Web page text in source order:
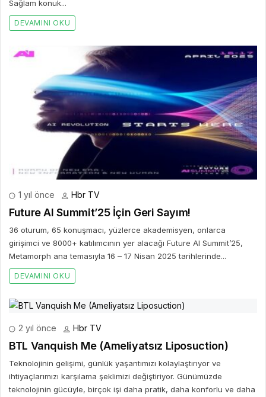
Sağlam konuk...
DEVAMINI OKU
1 yıl önce Hbr TV
Future AI Summit’25 İçin Geri Sayım!
36 oturum, 65 konuşmacı, yüzlerce akademisyen, onlarca
girişimci ve 8000+ katılımcının yer alacağı Future AI Summit’25,
Metamorph ana temasıyla 16 – 17 Nisan 2025 tarihlerinde...
DEVAMINI OKU
2 yıl önce Hbr TV
BTL Vanquish Me (Ameliyatsız Liposuction)
Teknolojinin gelişimi, günlük yaşantımızı kolaylaştırıyor ve
ihtiyaçlarımızı karşılama şeklimizi değiştiriyor. Günümüzde
teknolojinin gücüyle, birçok işi daha pratik, daha konforlu ve daha